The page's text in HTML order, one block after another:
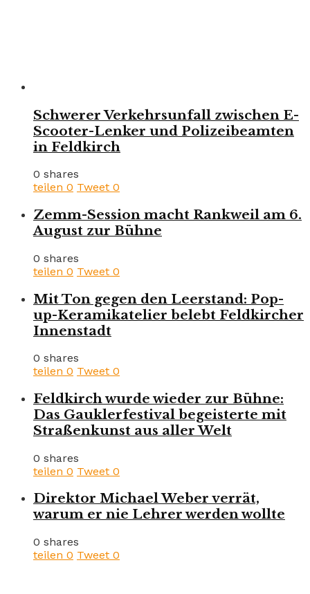
Schwerer Verkehrsunfall zwischen E-
Scooter-Lenker und Polizeibeamten
in Feldkirch
0 shares
teilen 0 Tweet 0
Zemm-Session macht Rankweil am 6.
August zur Bühne
0 shares
teilen 0 Tweet 0
Mit Ton gegen den Leerstand: Pop-
up-Keramikatelier belebt Feldkircher
Innenstadt
0 shares
teilen 0 Tweet 0
Feldkirch wurde wieder zur Bühne:
Das Gauklerfestival begeisterte mit
Straßenkunst aus aller Welt
0 shares
teilen 0 Tweet 0
Direktor Michael Weber verrät,
warum er nie Lehrer werden wollte
0 shares
teilen 0 Tweet 0